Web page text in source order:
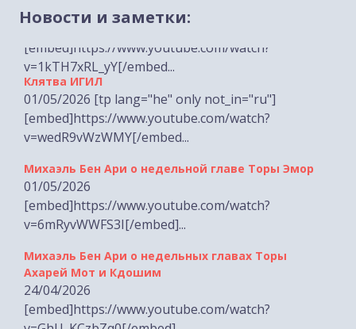
Новости и заметки:
Клятва ИГИЛ
01/05/2026 [tp lang="he" only not_in="ru"]
[embed]https://www.youtube.com/watch?
v=wedR9vWzWMY[/embed...
Михаэль Бен Ари о недельной главе Торы Эмор
01/05/2026
[embed]https://www.youtube.com/watch?
v=6mRyvWWFS3I[/embed]...
Михаэль Бен Ари о недельных главах Торы
Ахарей Мот и Кдошим
24/04/2026
[embed]https://www.youtube.com/watch?
v=GhU_KCzbZq0[/embed]...
Лимор Сон Хар-Мелех о принятом по её